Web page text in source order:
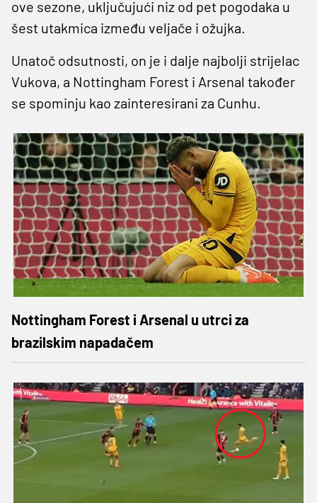
ove sezone, uključujući niz od pet pogodaka u
šest utakmica između veljače i ožujka.
Unatoč odsutnosti, on je i dalje najbolji strijelac
Vukova, a Nottingham Forest i Arsenal također
se spominju kao zainteresirani za Cunhu.
Nottingham Forest i Arsenal u utrci za
brazilskim napadačem